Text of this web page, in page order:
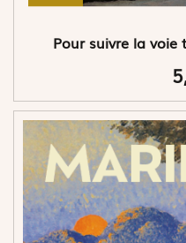
Pour suivre la voie